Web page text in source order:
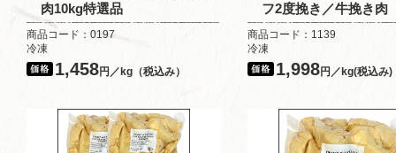
肉10kg特選品
商品コード：0197
冷凍
1,458円／kg（税込み）
フ2度挽き／牛挽き肉
商品コード：1139
冷凍
1,998円／kg(税込み)